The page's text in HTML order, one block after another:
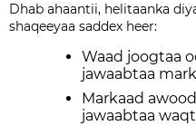
Dhab ahaantii, helitaanka
shaqeeyaa saddex heer:
Waad joogtaa
jawaabtaa
Markaad
jawaabtaa